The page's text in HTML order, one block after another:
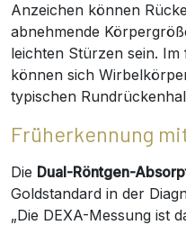
Anzeichen können
abnehmende
leichten Stürzen sein.
können sich
typischen
Früherkennung
Die Dual-Röntgen-
Goldstandard in der
„Die DEXA-Messung ist